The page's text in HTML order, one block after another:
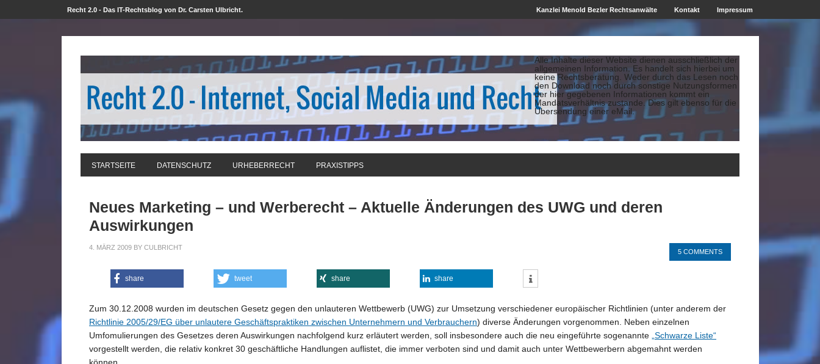
Recht 2.0 - Das IT-Rechtsblog von Dr. Carsten Ulbricht. Kanzlei Menold Bezler Rechtsanwälte Kontakt Impressum
Alle Inhalte dieser Website dienen ausschließlich der
allgemeinen Information. Es handelt sich hierbei um
keine Rechtsberatung. Weder durch das Lesen noch
den Download noch durch sonstige Nutzungsformen
der hier gegebenen Informationen kommt ein
Mandatsverhältnis zustande. Dies gilt ebenso für die
Übersendung einer eMail.
STARTSEITE DATENSCHUTZ URHEBERRECHT PRAXISTIPPS
Neues Marketing – und Werberecht – Aktuelle Änderungen des UWG und deren
Auswirkungen
4. MÄRZ 2009 BY CULBRICHT
5 COMMENTS
share tweet share share
Zum 30.12.2008 wurden im deutschen Gesetz gegen den unlauteren Wettbewerb (UWG) zur Umsetzung verschiedener europäischer Richtlinien (unter anderem der
Richtlinie 2005/29/EG über unlautere Geschäftspraktiken zwischen Unternehmern und Verbrauchern) diverse Änderungen vorgenommen. Neben einzelnen
Umfomulierungen des Gesetzes deren Auswirkungen nachfolgend kurz erläutert werden, soll insbesondere auch die neu eingeführte sogenannte „Schwarze Liste“
vorgestellt werden, die relativ konkret 30 geschäftliche Handlungen auflistet, die immer verboten sind und damit auch unter Wettbewerbern abgemahnt werden
können.